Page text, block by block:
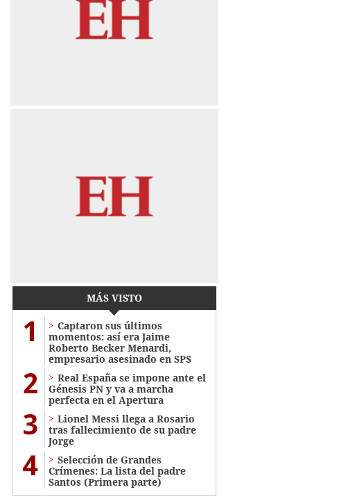
MÁS VISTO
1
Captaron sus últimos
momentos: así era Jaime
Roberto Becker Menardi​​​,
empresario asesinado en SPS
2
Real España se impone ante el
Génesis PN y va a marcha
perfecta en el Apertura
3
Lionel Messi llega a Rosario
tras fallecimiento de su padre
Jorge
4
Selección de Grandes
Crímenes: La lista del padre
Santos (Primera parte)